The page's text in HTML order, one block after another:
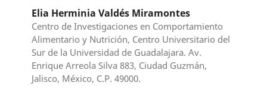
Elia Herminia Valdés Miramontes
Centro de Investigaciones en Comportamiento
Alimentario y Nutrición, Centro Universitario del
Sur de la Universidad de Guadalajara. Av.
Enrique Arreola Silva 883, Ciudad Guzmán,
Jalisco, México, C.P. 49000.